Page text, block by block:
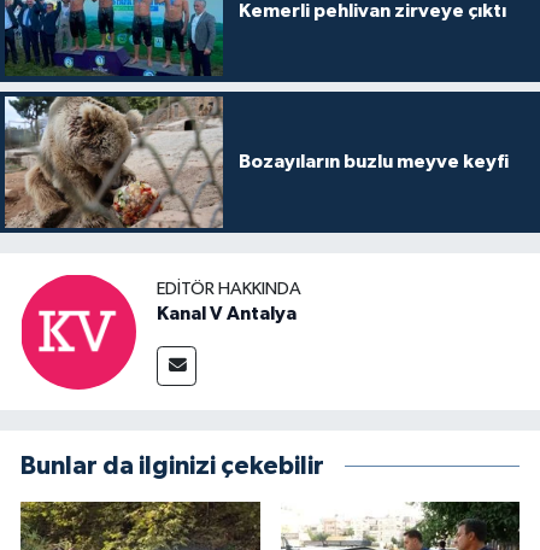
Kemerli pehlivan zirveye çıktı
Bozayıların buzlu meyve keyfi
EDITÖR HAKKINDA
Kanal V Antalya
Bunlar da ilginizi çekebilir